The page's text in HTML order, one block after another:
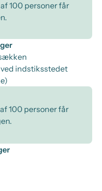
100 personer får
indstiksstedet
100 personer får